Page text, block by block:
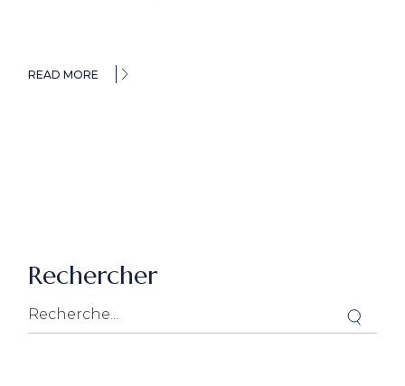
READ MORE
Rechercher